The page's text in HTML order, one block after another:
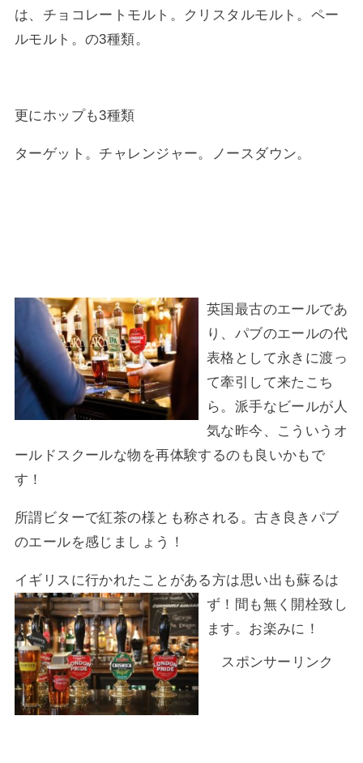
は、チョコレートモルト。クリスタルモルト。ペー
ルモルト。の3種類。
更にホップも3種類
ターゲット。チャレンジャー。ノースダウン。
英国最古のエールであ
り、パブのエールの代
表格として永きに渡っ
て牽引して来たこち
ら。派手なビールが人
気な昨今、こういうオ
ールドスクールな物を再体験するのも良いかもで
す！
所謂ビターで紅茶の様とも称される。古き良きパブ
のエールを感じましょう！
イギリスに行かれたことがある方は思い出も蘇るは
ず！ 間も無く開栓致し
ます。お楽みに！
スポンサーリンク